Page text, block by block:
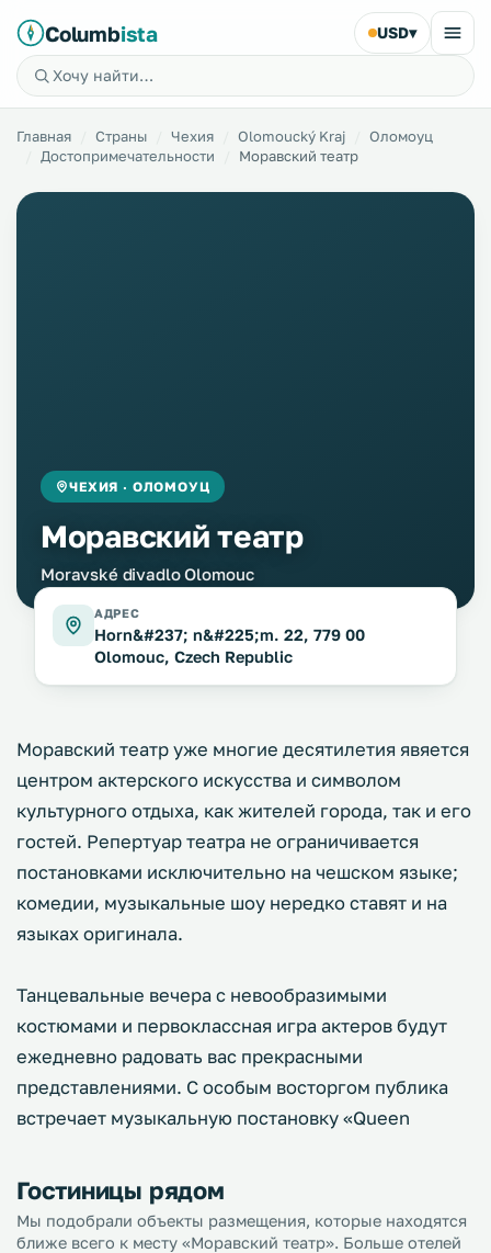
Columbista USD▾
Главная Страны Чехия Olomoucký Kraj
Оломоуц
Достопримечательности
Моравский театр
ЧЕХИЯ · ОЛОМОУЦ
Моравский театр
Moravské divadlo Olomouc
АДРЕС
Horn&#237; n&#225;m. 22, 779 00
Olomouc, Czech Republic
Моравский театр уже многие десятилетия явяется
центром актерского искусства и символом
культурного отдыха, как жителей города, так и его
гостей. Репертуар театра не ограничивается
постановками исключительно на чешском языке;
комедии, музыкальные шоу нередко ставят и на
языках оригинала.
Танцевальные вечера с невообразимыми
костюмами и первоклассная игра актеров будут
ежедневно радовать вас прекрасными
представлениями. С особым восторгом публика
встречает музыкальную постановку «Queen
Гостиницы рядом
Мы подобрали объекты размещения, которые находятся
ближе всего к месту «Моравский театр». Больше отелей